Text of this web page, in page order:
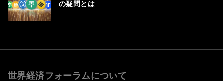
の疑問とは
世界経済フォーラムについて